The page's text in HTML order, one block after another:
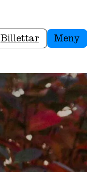
Billettar Meny